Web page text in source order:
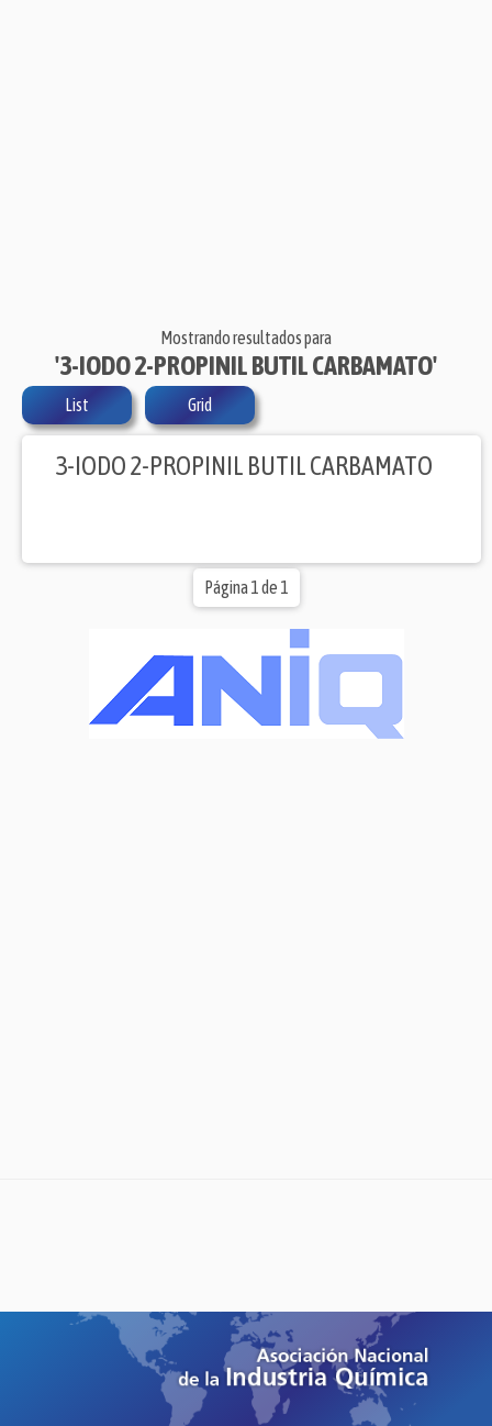
Mostrando resultados para
'3-IODO 2-PROPINIL BUTIL CARBAMATO'
List Grid
3-IODO 2-PROPINIL BUTIL CARBAMATO
Página 1 de 1